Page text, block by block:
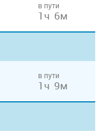
в пути
1ч 6м
в пути
1ч 9м